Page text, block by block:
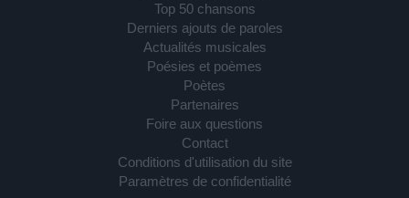
Top 50 chansons
Derniers ajouts de paroles
Actualités musicales
Poésies et poèmes
Poètes
Partenaires
Foire aux questions
Contact
Conditions d'utilisation du site
Paramètres de confidentialité